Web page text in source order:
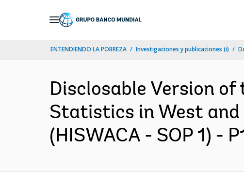
ENTENDIENDO LA POBREZA Investigaciones y publicaciones (i)
Disclosable Version
Statistics in West and
(HISWACA - SOP 1) -